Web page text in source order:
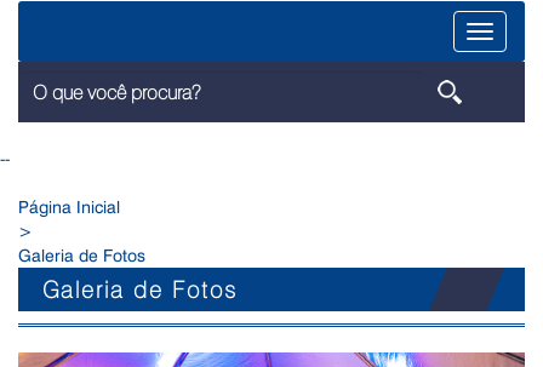
Menu
--
Página Inicial
>
Galeria de Fotos
Galeria de Fotos